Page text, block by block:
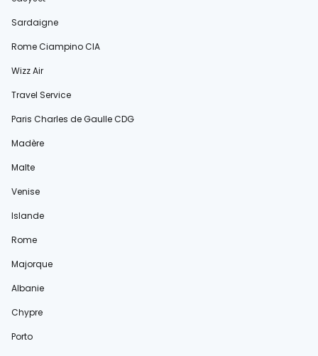
Sardaigne
Rome Ciampino CIA
Wizz Air
Travel Service
Paris Charles de Gaulle CDG
Madère
Malte
Venise
Islande
Rome
Majorque
Albanie
Chypre
Porto